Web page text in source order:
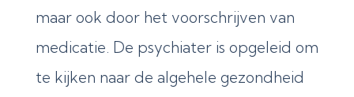
maar ook door het voorschrijven van
medicatie. De psychiater is opgeleid om
te kijken naar de algehele gezondheid